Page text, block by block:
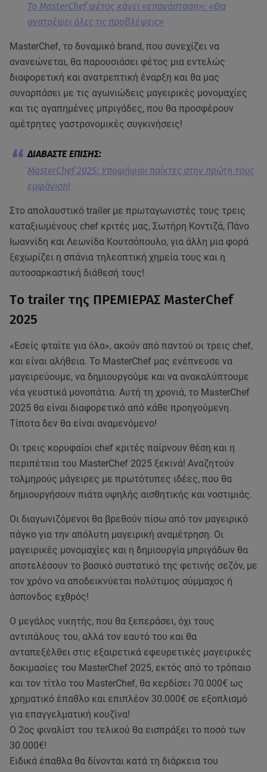
Το MasterChef φέτος κάνει «επανάσταση»: «Θα
ανατρέψει όλες τις προβλέψεις»
MasterChef, το δυναμικό brand, που συνεχίζει να
ανανεώνεται, θα παρουσιάσει φέτος μια εντελώς
διαφορετική και ανατρεπτική έναρξη και θα μας
συναρπάσει με τις αγωνιώδεις μαγειρικές μονομαχίες
και τις αγαπημένες μπριγάδες, που θα προσφέρουν
αμέτρητες γαστρονομικές συγκινήσεις!
MasterChef 2025: Υποψήφιοι παίκτες στην πρώτη τους
εμφάνιση!
Στο απολαυστικό trailer με πρωταγωνιστές τους τρεις
καταξιωμένους chef κριτές μας, Σωτήρη Κοντιζά, Πάνο
Ιωαννίδη και Λεωνίδα Κουτσόπουλο, για άλλη μια φορά
ξεχωρίζει η σπάνια τηλεοπτική χημεία τους και η
αυτοσαρκαστική διάθεσή τους!
Tο trailer της ΠΡΕΜΙΕΡΑΣ MasterChef
2025
«Εσείς φταίτε για όλα», ακούν από παντού οι τρεις chef,
και είναι αλήθεια. Το MasterChef μας ενέπνευσε να
μαγειρεύουμε, να δημιουργούμε και να ανακαλύπτουμε
νέα γευστικά μονοπάτια. Αυτή τη χρονιά, το MasterChef
2025 θα είναι διαφορετικό από κάθε προηγούμενη.
Τίποτα δεν θα είναι αναμενόμενο!
Οι τρεις κορυφαίοι chef κριτές παίρνουν θέση και η
περιπέτεια του MasterChef 2025 ξεκινά! Αναζητούν
τολμηρούς μάγειρες με πρωτότυπες ιδέες, που θα
δημιουργήσουν πιάτα υψηλής αισθητικής και νοστιμιάς.
Οι διαγωνιζόμενοι θα βρεθούν πίσω από τον μαγειρικό
πάγκο για την απόλυτη μαγειρική αναμέτρηση. Οι
μαγειρικές μονομαχίες και η δημιουργία μπριγάδων θα
αποτελέσουν το βασικό συστατικό της φετινής σεζόν, με
τον χρόνο να αποδεικνύεται πολύτιμος σύμμαχος ή
άσπονδος εχθρός!
Ο μεγάλος νικητής, που θα ξεπεράσει, όχι τους
αντιπάλους του, αλλά τον εαυτό του και θα
ανταπεξέλθει στις εξαιρετικά εφευρετικές μαγειρικές
δοκιμασίες του MasterChef 2025, εκτός από το τρόπαιο
και τον τίτλο του MasterChef, θα κερδίσει 70.000€ ως
χρηματικό έπαθλο και επιπλέον 30.000€ σε εξοπλισμό
για επαγγελματική κουζίνα!
Ο 2ος φιναλίστ του τελικού θα εισπράξει το ποσό των
30.000€!
Ειδικά έπαθλα θα δίνονται κατά τη διάρκεια του